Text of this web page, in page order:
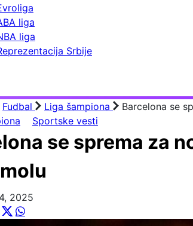
liga
liga
Srbije
Fudbal Liga šampiona
Barcelona se
Sportske vesti
se sprema za
2025